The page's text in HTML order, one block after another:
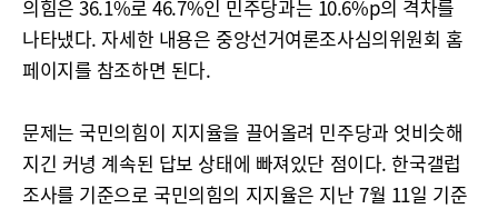
의힘은 36.1%로 46.7%인 민주당과는 10.6%p의 격차를
나타냈다. 자세한 내용은 중앙선거여론조사심의위원회 홈
페이지를 참조하면 된다.
문제는 국민의힘이 지지율을 끌어올려 민주당과 엇비슷해
지긴 커녕 계속된 답보 상태에 빠져있단 점이다. 한국갤럽
조사를 기준으로 국민의힘의 지지율은 지난 7월 11일 기준